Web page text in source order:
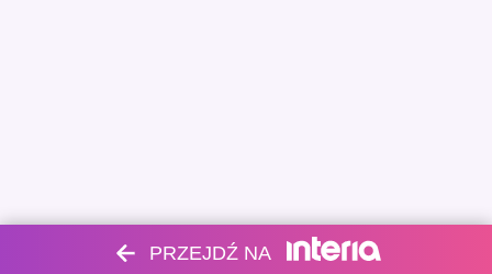
PRZEJDŹ NA